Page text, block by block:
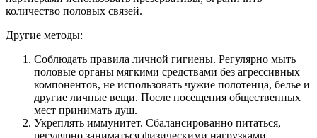
количество половых связей.
Другие методы:
Соблюдать правила личной гигиены. Регулярно мыть
половые органы мягкими средствами без агрессивных
компонентов, не использовать чужие полотенца, белье и
другие личные вещи. После посещения общественных
мест принимать душ.
Укреплять иммунитет. Сбалансированно питаться,